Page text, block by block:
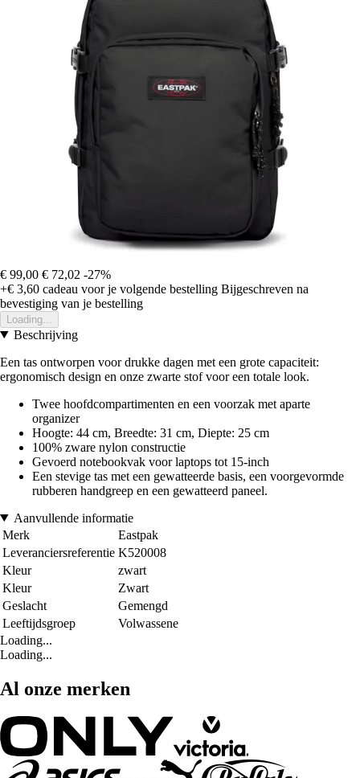
€ 99,00 € 72,02 -27%
+€ 3,60 cadeau voor je volgende bestelling Bijgeschreven na
bevestiging van je bestelling
Loading...
Beschrijving
Een tas ontworpen voor drukke dagen met een grote capaciteit:
ergonomisch design en onze zwarte stof voor een totale look.
Twee hoofdcompartimenten en een voorzak met aparte
organizer
Hoogte: 44 cm, Breedte: 31 cm, Diepte: 25 cm
100% zware nylon constructie
Gevoerd notebookvak voor laptops tot 15-inch
Een stevige tas met een gewatteerde basis, een voorgevormde
rubberen handgreep en een gewatteerd paneel.
Aanvullende informatie
Merk
Eastpak
Leveranciersreferentie K520008
Kleur
zwart
Kleur
Zwart
Geslacht
Gemengd
Leeftijdsgroep
Volwassene
Loading...
Loading...
Al onze merken